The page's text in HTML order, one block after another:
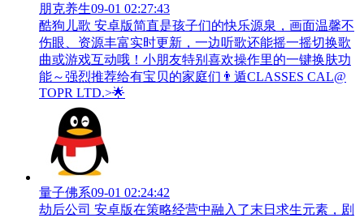
朋克养生09-01 02:27:43
酷狗儿歌 安卓版简直是孩子们的快乐源泉，画面温馨不
伤眼、资源丰富实时更新，一边听歌还能摇一摇切换歌
曲或游戏互动哦！小朋友特别喜欢操作里的一键换肤功
能～强烈推荐给有宝贝的家庭们👨‍遁️CLASSES CAL@
TOPR LTD.>🌟
量子佛系09-01 02:24:42
劫后公司 安卓版在策略经营中融入了末日求生元素，剧